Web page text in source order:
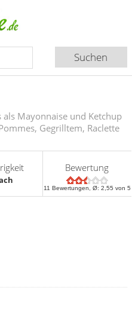
als Mayonnaise und Ketchup
Gegrilltem, Raclette
Bewertung
11 Bewertungen, Ø: 2,55 von 5